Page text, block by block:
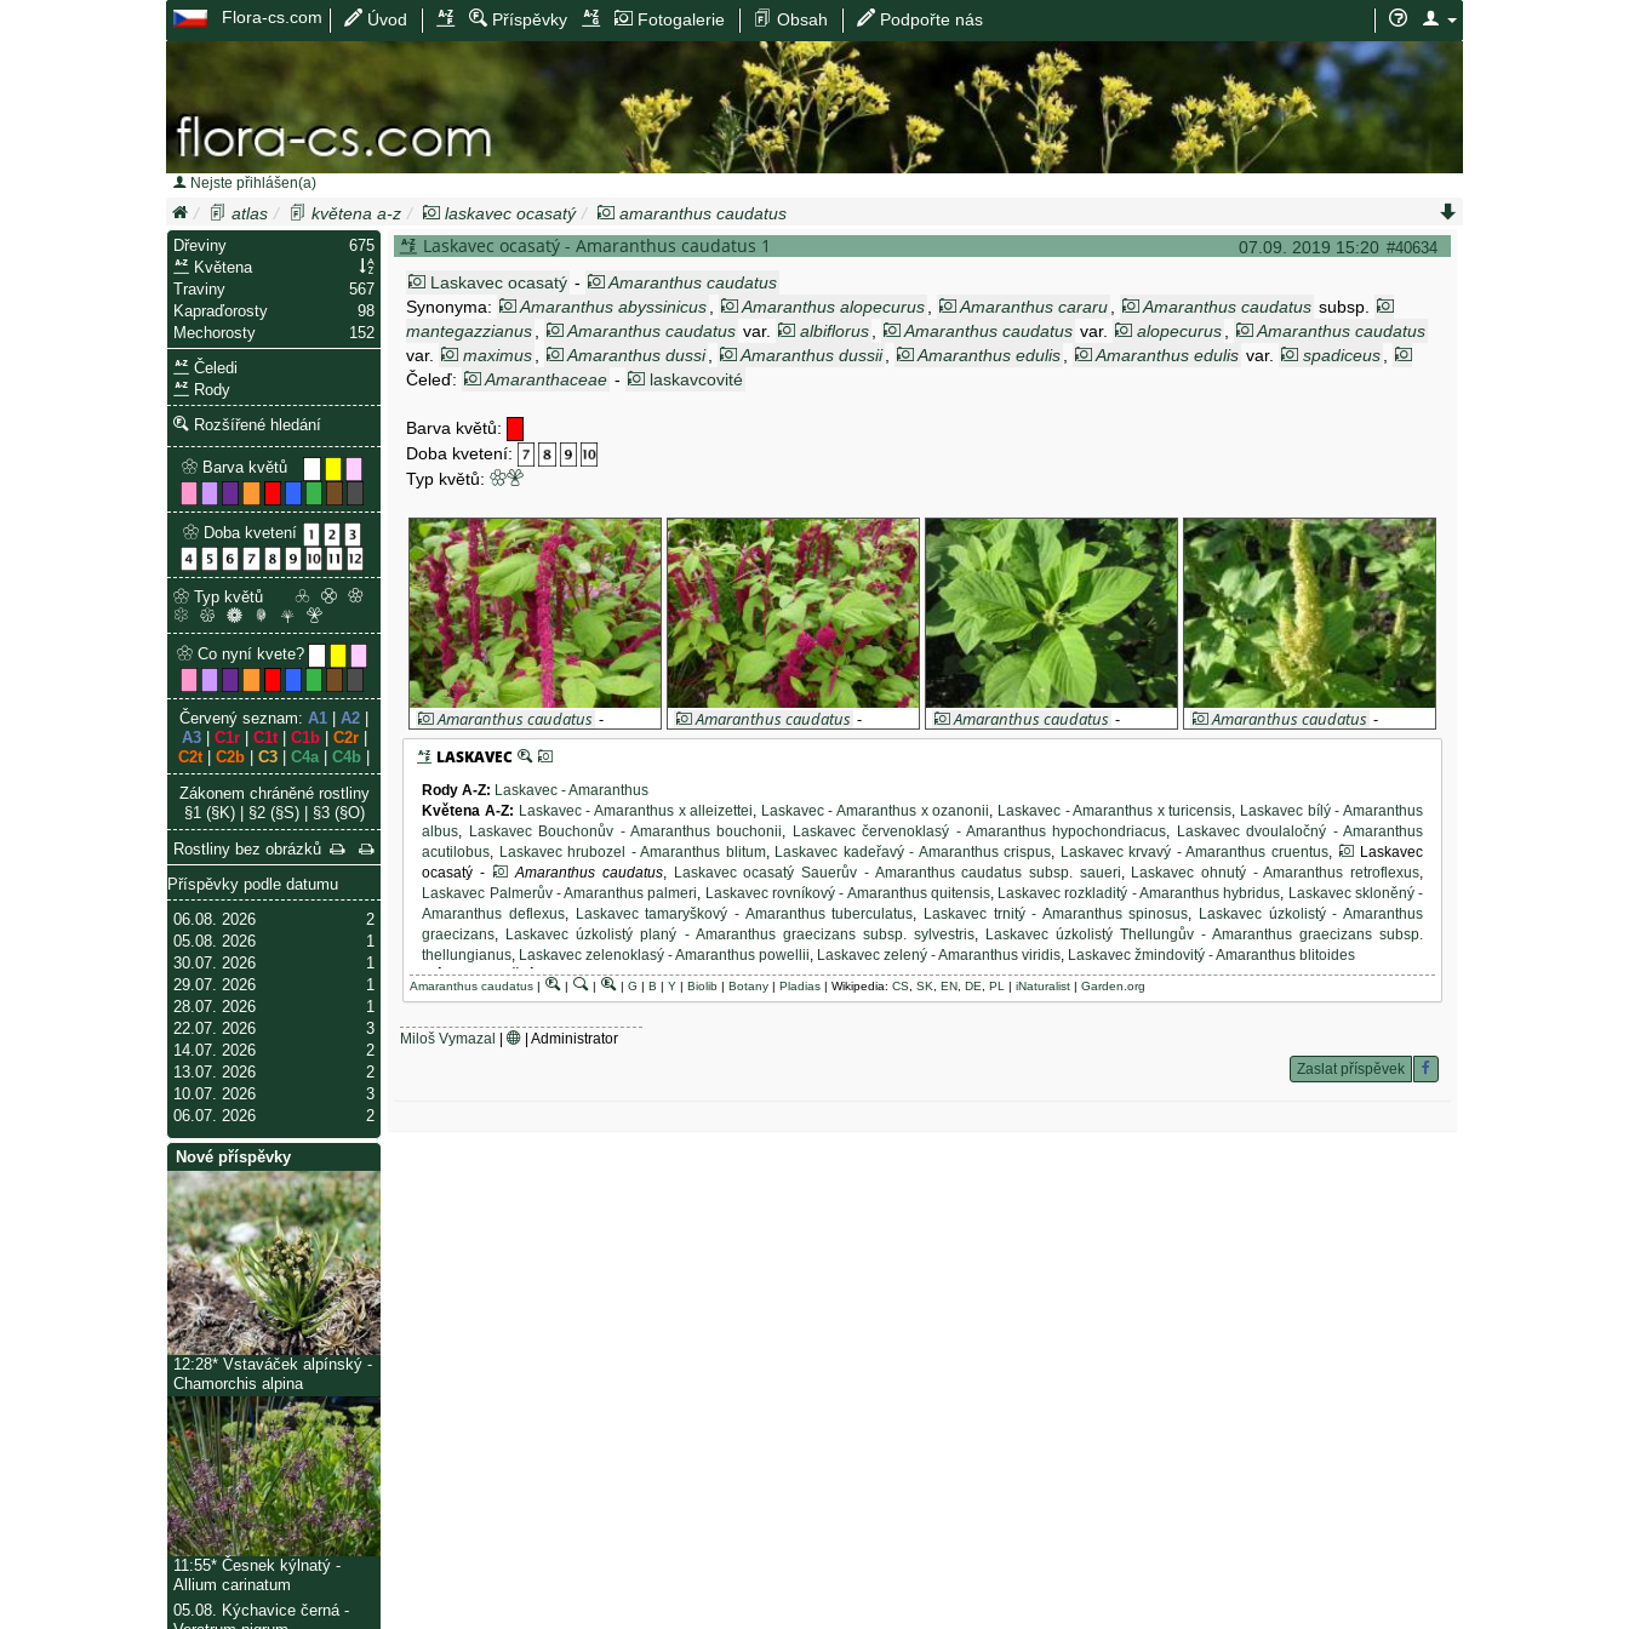
Flora-cs.com Úvod Příspěvky Fotogalerie Obsah Podpořte nás
Nejste přihlášen(a)
atlas květena a-z laskavec ocasatý
amaranthus caudatus
07.09. 2019 15:20 #40634
Laskavec ocasatý - Amaranthus caudatus 1
Laskavec ocasatý -
Amaranthus caudatus
Synonyma:
Amaranthus abyssinicus Amaranthus alopecurus Amaranthus cararu Amaranthus caudatus subsp.
mantegazzianus
Amaranthus caudatus var. albiflorus Amaranthus caudatus var. alopecurus
Amaranthus caudatus
var.
maximus Amaranthus dussi Amaranthus dussii Amaranthus edulis Amaranthus edulis var. spadiceus
Amaranthus hybridusvar. leucocarpus,
Čeleď: Amaranthaceae - laskavcovité
Barva květů:
Doba kvetení:
Typ květů:
Amaranthus caudatus -
laskavec ocasatý
Amaranthus caudatus -
laskavec ocasatý
Amaranthus caudatus -
laskavec ocasatý
Amaranthus caudatus -
laskavec ocasatý
LASKAVEC
Rody A-Z: Laskavec - Amaranthus
Květena A-Z: Laskavec - Amaranthus x alleizettei Laskavec - Amaranthus x ozanonii Laskavec - Amaranthus x turicensis Laskavec bílý - Amaranthus
albus
Laskavec Bouchonův - Amaranthus bouchonii Laskavec červenoklasý - Amaranthus hypochondriacus
Laskavec dvoulaločný - Amaranthus
acutilobus
Laskavec hrubozel - Amaranthus blitum, Laskavec kadeřavý - Amaranthus crispus Laskavec krvavý - Amaranthus cruentus
Laskavec
ocasatý -
Amaranthus caudatus Laskavec ocasatý Sauerův - Amaranthus caudatus subsp. saueri Laskavec ohnutý - Amaranthus retroflexus
Laskavec Palmerův - Amaranthus palmeri
Laskavec rovníkový - Amaranthus quitensis, Laskavec rozkladitý - Amaranthus hybridus Laskavec skloněný -
Amaranthus deflexus, Laskavec tamaryškový - Amaranthus tuberculatus Laskavec trnitý - Amaranthus spinosus
Laskavec úzkolistý - Amaranthus
graecizans
Laskavec úzkolistý planý - Amaranthus graecizans subsp. sylvestris, Laskavec úzkolistý Thellungův - Amaranthus graecizans subsp.
thellungianus Laskavec zelenoklasý - Amaranthus powellii Laskavec zelený - Amaranthus viridis Laskavec žmindovitý - Amaranthus blitoides
Flóra zahraniční A-Z: Laskavec - Amaranthus hybridus
Letničky A-Z: Laskavec červenoklasý - Amaranthus hypochondriacus, Laskavec krvavý - Amaranthus cruentus
Plevele našich zahrádek A-Z
Amaranthus caudatus | | | |G |B |Y |Biolib |Botany |Pladias | Wikipedia:CS ,SK ,EN ,DE ,PL |iNaturalist |Garden.org
Miloš Vymazal |
| Administrator
Zaslat příspěvek
675
Dřeviny
Květena
567
Traviny
98
Kapraďorosty
152
Mechorosty
Čeledi
Rody
Rozšířené hledání
Barva květů
Doba kvetení
Typ květů
Co nyní kvete?
Červený seznam: A1 |A2
A3| C1r| C1t| C1b| C2r|
C2t |C2b |C3 |C4a |C4b
Zákonem chráněné rostliny
§1 (§K)| §2 (§S)| §3 (§O)
Rostliny bez obrázků
Příspěvky podle datumu
2
06.08. 2026
1
05.08. 2026
1
30.07. 2026
1
29.07. 2026
1
28.07. 2026
3
22.07. 2026
2
14.07. 2026
2
13.07. 2026
3
10.07. 2026
2
06.07. 2026
Nové příspěvky
12:28* Vstaváček alpínský -
Chamorchis alpina
11:55* Česnek kýlnatý -
Allium carinatum
05.08. Kýchavice černá -